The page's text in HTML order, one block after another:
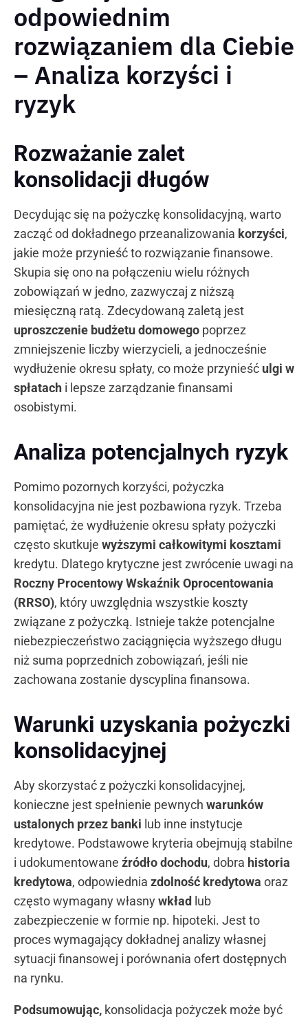
odpowiednim
rozwiązaniem dla Ciebie
– Analiza korzyści i
ryzyk
Rozważanie zalet
konsolidacji długów
Decydując się na pożyczkę konsolidacyjną, warto
zacząć od dokładnego przeanalizowania korzyści,
jakie może przynieść to rozwiązanie finansowe.
Skupia się ono na połączeniu wielu różnych
zobowiązań w jedno, zazwyczaj z niższą
miesięczną ratą. Zdecydowaną zaletą jest
uproszczenie budżetu domowego poprzez
zmniejszenie liczby wierzycieli, a jednocześnie
wydłużenie okresu spłaty, co może przynieść ulgi w
spłatach i lepsze zarządzanie finansami
osobistymi.
Analiza potencjalnych ryzyk
Pomimo pozornych korzyści, pożyczka
konsolidacyjna nie jest pozbawiona ryzyk. Trzeba
pamiętać, że wydłużenie okresu spłaty pożyczki
często skutkuje wyższymi całkowitymi kosztami
kredytu. Dlatego krytyczne jest zwrócenie uwagi na
Roczny Procentowy Wskaźnik Oprocentowania
(RRSO), który uwzględnia wszystkie koszty
związane z pożyczką. Istnieje także potencjalne
niebezpieczeństwo zaciągnięcia wyższego długu
niż suma poprzednich zobowiązań, jeśli nie
zachowana zostanie dyscyplina finansowa.
Warunki uzyskania pożyczki
konsolidacyjnej
Aby skorzystać z pożyczki konsolidacyjnej,
konieczne jest spełnienie pewnych warunków
ustalonych przez banki lub inne instytucje
kredytowe. Podstawowe kryteria obejmują stabilne
i udokumentowane źródło dochodu, dobra historia
kredytowa, odpowiednia zdolność kredytowa oraz
często wymagany własnywkład lub
zabezpieczenie w formie np. hipoteki. Jest to
proces wymagający dokładnej analizy własnej
sytuacji finansowej i porównania ofert dostępnych
na rynku.
Podsumowując, konsolidacja pożyczek może być